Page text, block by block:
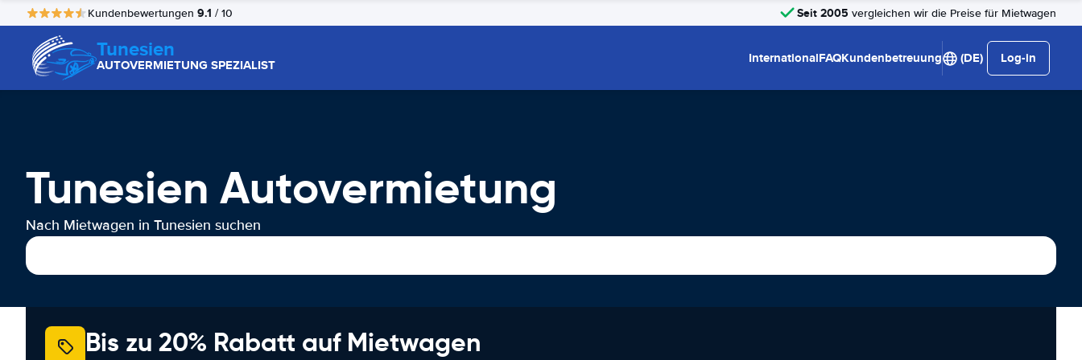
Kundenbewertungen 9.1 / 10 Seit 2005 vergleichen wir die Preise für Mietwagen
Tunesien
AUTOVERMIETUNG SPEZIALIST InternationalFAQKundenbetreuung (DE) Log-in
Tunesien Autovermietung
Nach Mietwagen in Tunesien suchen
Bis zu 20% Rabatt auf Mietwagen